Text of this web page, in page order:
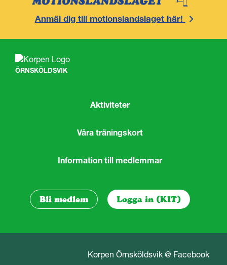
Anmäl dig till motionslandslaget här!
ÖRNSKÖLDSVIK
Aktiviteter
Våra träningskort
Information till medlemmar
Bli medlem Logga in (KIT)
Korpen Örnsköldsvik @ Facebook